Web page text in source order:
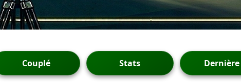
Couplé Stats